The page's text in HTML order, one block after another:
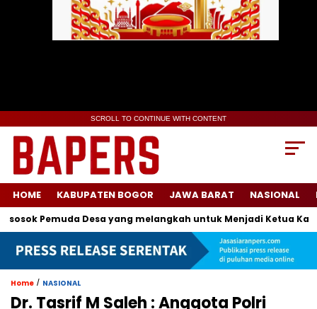
SCROLL TO CONTINUE WITH CONTENT
HOME KABUPATEN BOGOR JAWA BARAT NASIONAL
Pemuda Desa yang melangkah untuk Menjadi Ketua Karang
Home / NASIONAL
Dr. Tasrif M Saleh : Anggota Polri